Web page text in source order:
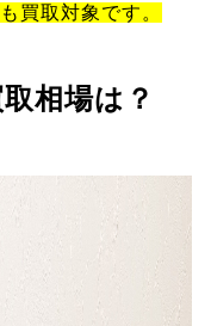
買取対象です。
相場は？